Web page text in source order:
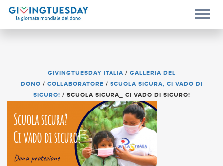
GIVINGTUESDAY ITALIA / GALLERIA DEL
DONO / COLLABORATORE / SCUOLA SICURA, CI VADO DI
SICURO! / SCUOLA SICURA_ CI VADO DI SICURO!